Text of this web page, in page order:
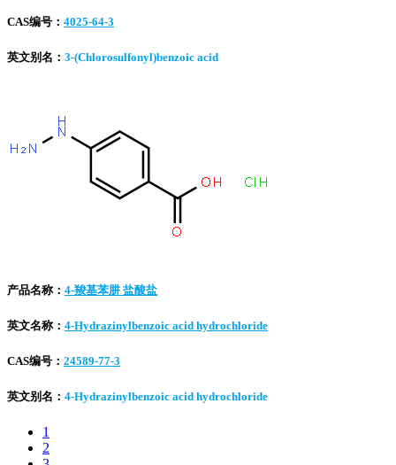
CAS编号： 4025-64-3
英文别名： 3-(Chlorosulfonyl)benzoic acid
产品名称： 4-羧基苯肼 盐酸盐
英文名称： 4-Hydrazinylbenzoic acid hydrochloride
CAS编号： 24589-77-3
英文别名： 4-Hydrazinylbenzoic acid hydrochloride
1
2